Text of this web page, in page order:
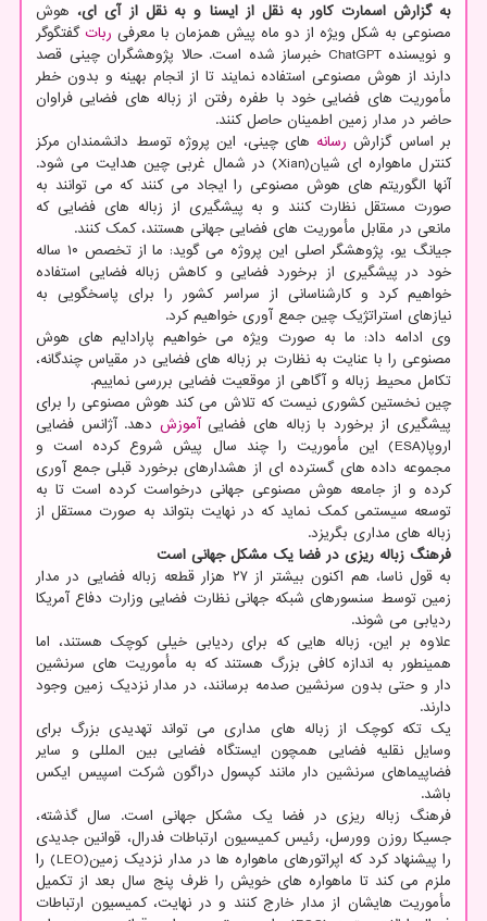
به گزارش اسمارت کاور به نقل از ایسنا و به نقل از آی ای، هوش
مصنوعی به شکل ویژه از دو ماه پیش همزمان با معرفی ربات گفتگوگر
و نویسنده ChatGPT خبرساز شده است. حالا پژوهشگران چینی قصد
دارند از هوش مصنوعی استفاده نمایند تا از انجام بهینه و بدون خطر
مأموریت های فضایی خود با طفره رفتن از زباله های فضایی فراوان
حاضر در مدار زمین اطمینان حاصل کنند.
بر اساس گزارش رسانه های چینی، این پروژه توسط دانشمندان مرکز
کنترل ماهواره ای شیان(Xian) در شمال غربی چین هدایت می شود.
آنها الگوریتم های هوش مصنوعی را ایجاد می کنند که می توانند به
صورت مستقل نظارت کنند و به پیشگیری از زباله های فضایی که
مانعی در مقابل مأموریت های فضایی جهانی هستند، کمک کنند.
جیانگ یو، پژوهشگر اصلی این پروژه می گوید: ما از تخصص ۱۰ ساله
خود در پیشگیری از برخورد فضایی و کاهش زباله فضایی استفاده
خواهیم کرد و کارشناسانی از سراسر کشور را برای پاسخگویی به
نیازهای استراتژیک چین جمع آوری خواهیم کرد.
وی ادامه داد: ما به صورت ویژه می خواهیم پارادایم های هوش
مصنوعی را با عنایت به نظارت بر زباله های فضایی در مقیاس چندگانه،
تکامل محیط زباله و آگاهی از موقعیت فضایی بررسی نماییم.
چین نخستین کشوری نیست که تلاش می کند هوش مصنوعی را برای
پیشگیری از برخورد با زباله های فضاییآموزش دهد. آژانس فضایی
اروپا(ESA) این مأموریت را چند سال پیش شروع کرده است و
مجموعه داده های گسترده ای از هشدارهای برخورد قبلی جمع آوری
کرده و از جامعه هوش مصنوعی جهانی درخواست کرده است تا به
توسعه سیستمی کمک نماید که در نهایت بتواند به صورت مستقل از
زباله های مداری بگریزد.
فرهنگ زباله ریزی در فضا یک مشکل جهانی است
به قول ناسا، هم اکنون بیشتر از ۲۷ هزار قطعه زباله فضایی در مدار
زمین توسط سنسورهای شبکه جهانی نظارت فضایی وزارت دفاع آمریکا
ردیابی می شوند.
علاوه بر این، زباله هایی که برای ردیابی خیلی کوچک هستند، اما
همینطور به اندازه کافی بزرگ هستند که به مأموریت های سرنشین
دار و حتی بدون سرنشین صدمه برسانند، در مدار نزدیک زمین وجود
دارند.
یک تکه کوچک از زباله های مداری می تواند تهدیدی بزرگ برای
وسایل نقلیه فضایی همچون ایستگاه فضایی بین المللی و سایر
فضاپیماهای سرنشین دار مانند کپسول دراگون شرکت اسپیس ایکس
باشد.
فرهنگ زباله ریزی در فضا یک مشکل جهانی است. سال گذشته،
جسیکا روزن وورسل، رئیس کمیسیون ارتباطات فدرال، قوانین جدیدی
را پیشنهاد کرد که اپراتورهای ماهواره ها در مدار نزدیک زمین(LEO) را
ملزم می کند تا ماهواره های خویش را ظرف پنج سال بعد از تکمیل
مأموریت هایشان از مدار خارج کنند و در نهایت، کمیسیون ارتباطات